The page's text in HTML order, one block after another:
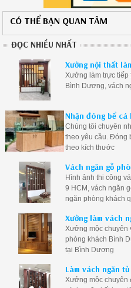
CÓ THỂ BẠN QUAN TÂM
ĐỌC NHIỀU NHẤT
Xưởng nội thất
Xưởng làm trực tiếp
Bình Dương, vách
Nhận đóng bể cá
Chúng tôi chuyên
theo yêu cầu. Đóng
theo kích thước
Vách ngăn gỗ
Hình ảnh thi công
9 HCM, vách ngăn
ngăn phòng khách
Xưởng làm vách
Xưởng mộc chuyên
phòng khách Bình
tại Bình Dương
Làm vách ngăn
Xưởng mộc chuyên